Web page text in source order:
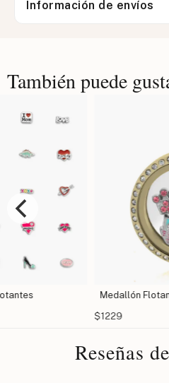
Información de envíos
También puede
Medallón Flotante
Reseñas